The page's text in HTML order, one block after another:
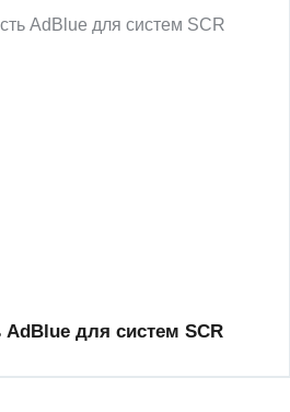
AdBlue для систем SCR